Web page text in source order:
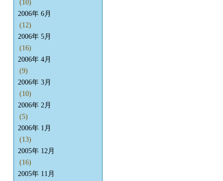
(10)
2006年 6月
(12)
2006年 5月
(16)
2006年 4月
(9)
2006年 3月
(10)
2006年 2月
(5)
2006年 1月
(13)
2005年 12月
(16)
2005年 11月